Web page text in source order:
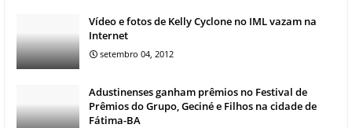
Vídeo e fotos de Kelly Cyclone no IML vazam na
Internet
setembro 04, 2012
Adustinenses ganham prêmios no Festival de
Prêmios do Grupo, Geciné e Filhos na cidade de
Fátima-BA